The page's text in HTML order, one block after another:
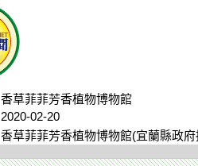
香草菲菲芳香植物博物館
2020-02-20
香草菲菲芳香植物博物館(宜蘭縣政